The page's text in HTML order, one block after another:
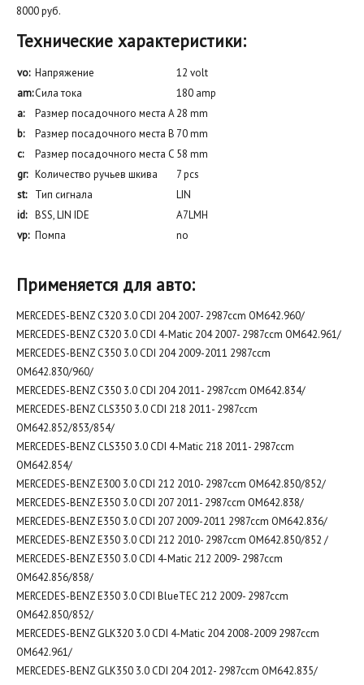
8000 руб.
Технические характеристики:
vo: Напряжение
12 volt
am:Сила тока
180 amp
a:
Размер посадочного места A28 mm
b:
Размер посадочного места B 70 mm
c:
Размер посадочного места C 58 mm
gr: Количество ручьев шкива
7 pcs
st:
Тип сигнала
LIN
id: BSS, LIN IDE
A7LMH
vp: Помпа no
Применяется для авто:
MERCEDES-BENZ C320 3.0 CDI 204 2007- 2987ccm OM642.960/
MERCEDES-BENZ C320 3.0 CDI 4-Matic 204 2007- 2987ccm OM642.961/
MERCEDES-BENZ C350 3.0 CDI 204 2009-2011 2987ccm
OM642.830/960/
MERCEDES-BENZ C350 3.0 CDI 204 2011- 2987ccm OM642.834/
MERCEDES-BENZ CLS350 3.0 CDI 218 2011- 2987ccm
OM642.852/853/854/
MERCEDES-BENZ CLS350 3.0 CDI 4-Matic 218 2011- 2987ccm
OM642.854/
MERCEDES-BENZ E300 3.0 CDI 212 2010- 2987ccm OM642.850/852/
MERCEDES-BENZ E350 3.0 CDI 207 2011- 2987ccm OM642.838/
MERCEDES-BENZ E350 3.0 CDI 207 2009-2011 2987ccm OM642.836/
MERCEDES-BENZ E350 3.0 CDI 212 2010- 2987ccm OM642.850/852 /
MERCEDES-BENZ E350 3.0 CDI 4-Matic 212 2009- 2987ccm
OM642.856/858/
MERCEDES-BENZ E350 3.0 CDI BlueTEC 212 2009- 2987ccm
OM642.850/852/
MERCEDES-BENZ GLK320 3.0 CDI 4-Matic 204 2008-2009 2987ccm
OM642.961/
MERCEDES-BENZ GLK350 3.0 CDI 204 2012- 2987ccm OM642.835/